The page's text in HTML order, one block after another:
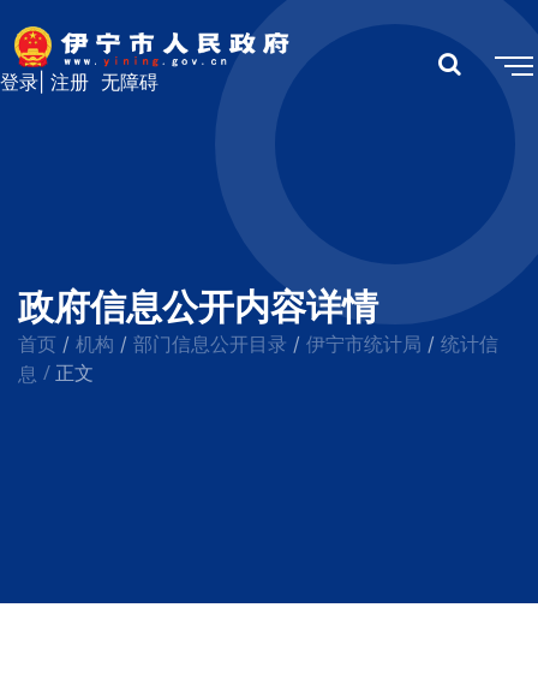
无障碍
登录 注册
政府信息公开内容详情
首页 / 机构 / 部门信息公开目录 / 伊宁市统计局 / 统计信
息 / 正文